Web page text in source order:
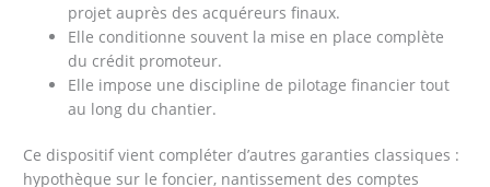
projet auprès des acquéreurs finaux.
Elle conditionne souvent la mise en place complète
du crédit promoteur.
Elle impose une discipline de pilotage financier tout
au long du chantier.
Ce dispositif vient compléter d’autres garanties classiques :
hypothèque sur le foncier, nantissement des comptes